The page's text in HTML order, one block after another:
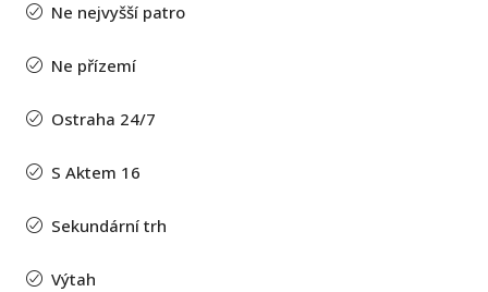
Ne nejvyšší patro
Ne přízemí
Ostraha 24/7
S Aktem 16
Sekundární trh
Výtah